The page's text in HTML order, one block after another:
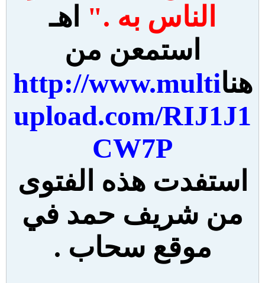
الناس به ." اهـ
استمعن من
هناhttp://www.multi
upload.com/RIJ1J1
CW7P
استفدت هذه الفتوى
من شريف حمد في
موقع سحاب .